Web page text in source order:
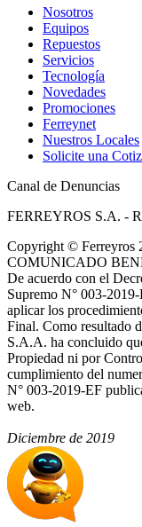
Nosotros
Equipos
Repuestos
Servicios
Tecnología
Novedades
Promociones
Ferreynet
Nuestros Locales
Solicite una
Canal de Denuncias
FERREYROS S.A. -
Copyright © Ferreyros
COMUNICADO
De acuerdo con el
Supremo N° 003-
aplicar los
Final. Como resultado
S.A.A. ha concluido
Propiedad ni por
cumplimiento del
N° 003-2019-EF
web.
Diciembre de 2019